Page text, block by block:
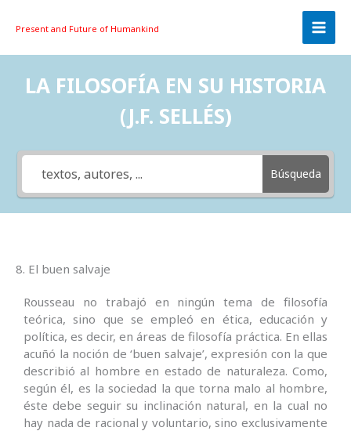
Present and Future of Humankind
LA FILOSOFÍA EN SU HISTORIA
(J.F. SELLÉS)
Búsqueda
8. El buen salvaje
Rousseau no trabajó en ningún tema de filosofía
teórica, sino que se empleó en ética, educación y
política, es decir, en áreas de filosofía práctica. En ellas
acuñó la noción de ‘buen salvaje’, expresión con la que
describió al hombre en estado de naturaleza. Como,
según él, es la sociedad la que torna malo al hombre,
éste debe seguir su inclinación natural, en la cual no
hay nada de racional y voluntario, sino exclusivamente